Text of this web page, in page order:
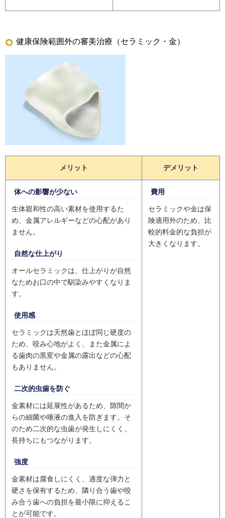
健康保険範囲外の審美治療（セラミック・金）
メリット デメリット
体への影響が少ない
生体親和性の高い素材を使用するた
め、金属アレルギーなどの心配があり
ません。
自然な仕上がり
オールセラミックは、仕上がりが自然
なためお口の中で馴染みやすくなりま
す。
使用感
セラミックは天然歯とほぼ同じ硬度の
ため、咬み心地がよく、また金属によ
る歯肉の黒変や金属の露出などの心配
もありません。
二次的虫歯を防ぐ
金素材には延展性があるため、隙間か
らの細菌や唾液の進入を防ぎます。そ
のため二次的な虫歯が発生しにくく、
長持ちにもつながります。
強度
金素材は腐食しにくく、適度な弾力と
硬さを保有するため、隣り合う歯や咬
み合う歯への負担を最小限に抑えるこ
とが可能です。
費用
セラミックや金は保
険適用外のため、比
較的料金的な負担が
大きくなります。